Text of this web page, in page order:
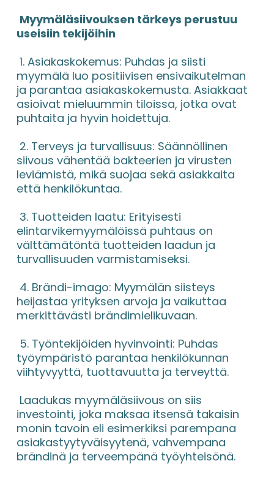
Myymäläsiivouksen tärkeys perustuu
useisiin tekijöihin
myymälä luo positiivisen ensivaikutelman
ja parantaa asiakaskokemusta. Asiakkaat
asioivat mieluummin tiloissa, jotka ovat
puhtaita ja hyvin hoidettuja.
siivous vähentää bakteerien ja virusten
leviämistä, mikä suojaa sekä asiakkaita
että henkilökuntaa.
elintarvikemyymälöissä puhtaus on
välttämätöntä tuotteiden laadun ja
turvallisuuden varmistamiseksi.
heijastaa yrityksen arvoja ja vaikuttaa
merkittävästi brändimielikuvaan.
työympäristö parantaa henkilökunnan
viihtyvyyttä, tuottavuutta ja terveyttä.
investointi, joka maksaa itsensä takaisin
monin tavoin eli esimerkiksi parempana
asiakastyytyväisyytenä, vahvempana
brändinä ja terveempänä työyhteisönä.